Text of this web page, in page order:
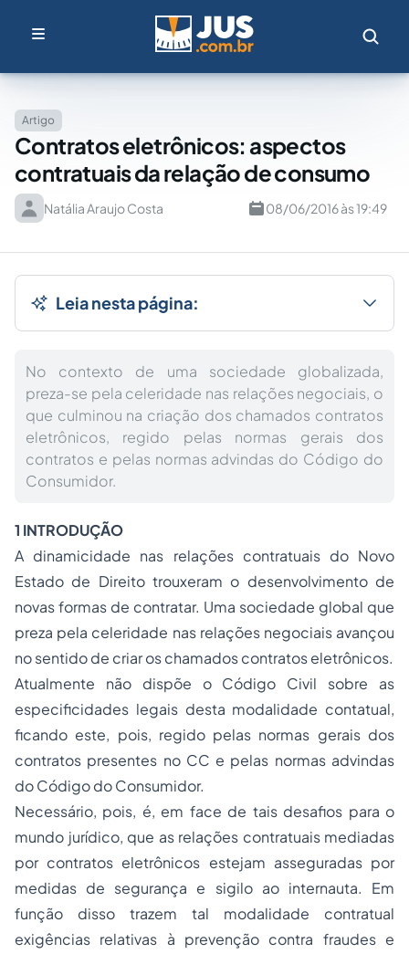
Artigo
Contratos eletrônicos: aspectos
contratuais da relação de consumo
Natália Araujo Costa 08/06/2016 às 19:49
Leia nesta página:
No contexto de uma sociedade globalizada,
preza-se pela celeridade nas relações negociais, o
que culminou na criação dos chamados contratos
eletrônicos, regido pelas normas gerais dos
contratos e pelas normas advindas do Código do
Consumidor.
1 INTRODUÇÃO
A dinamicidade nas relações contratuais do Novo
Estado de Direito trouxeram o desenvolvimento de
novas formas de contratar. Uma sociedade global que
preza pela celeridade nas relações negociais avançou
no sentido de criar os chamados contratos eletrônicos.
Atualmente não dispõe o Código Civil sobre as
especificidades legais desta modalidade contatual,
ficando este, pois, regido pelas normas gerais dos
contratos presentes no CC e pelas normas advindas
do Código do Consumidor.
Necessário, pois, é, em face de tais desafios para o
mundo jurídico, que as relações contratuais mediadas
por contratos eletrônicos estejam asseguradas por
medidas de segurança e sigilo ao internauta. Em
função disso trazem tal modalidade contratual
exigências relativas à prevenção contra fraudes e